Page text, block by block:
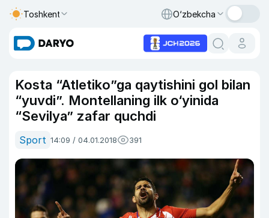
Toshkent O‘zbekcha
Kosta “Atletiko”ga qaytishini gol bilan
“yuvdi”. Montellaning ilk o‘yinida
“Sevilya” zafar quchdi
Sport 14:09 / 04.01.2018 391